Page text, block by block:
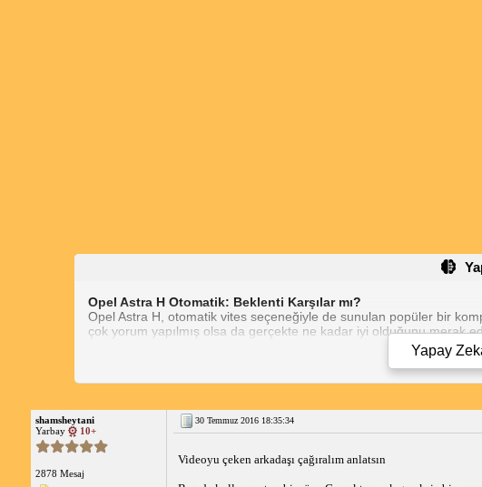
Opel Astra H Otomatik: Beklenti Karşılar mı?
Opel Astra H, otomatik vites seçeneğiyle de sunulan popüler bir
çok yorum yapılmış olsa da gerçekte ne kadar iyi olduğunu merak
Astra H'nin yarı
tepki vermesi nedeniyle eleştirilmiştir. Ancak diğerleri, şehir
olduğu belirtilmiştir.
Opel Astra H Kasa Otomatik Vites Yorumları:Astra H'nin
Yapay
shamsheytani
Yarbay
10+
2878 Mesaj
30 Temmuz 2016 18:35:34
Videoyu çeken arkadaşı çağıralım anlatsın